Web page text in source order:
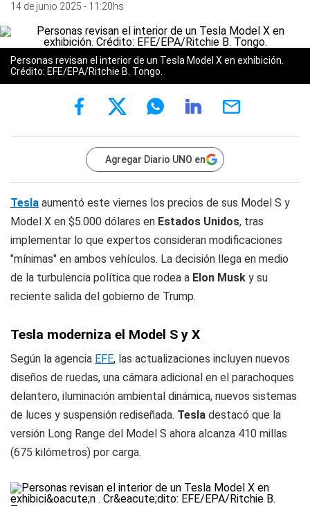
14 de junio 2025 - 11:20hs
Personas revisan el interior de un Tesla Model X en exhibición.
Crédito: EFE/EPA/Ritchie B. Tongo.
Agregar Diario UNO en
Tesla aumentó este viernes los precios de sus Model S y
Model X en $5.000 dólares en Estados Unidos, tras
implementar lo que expertos consideran modificaciones
"mínimas" en ambos vehículos. La decisión llega en medio
de la turbulencia política que rodea a Elon Musk y su
reciente salida del gobierno de Trump.
Tesla moderniza el Model S y X
Según la agencia EFE, las actualizaciones incluyen nuevos
diseños de ruedas, una cámara adicional en el parachoques
delantero, iluminación ambiental dinámica, nuevos sistemas
de luces y suspensión rediseñada. Tesla destacó que la
versión Long Range del Model S ahora alcanza 410 millas
(675 kilómetros) por carga.